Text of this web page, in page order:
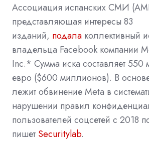
Ассоциация испанских СМИ
представляющая интересы 83
изданий, подала коллективный
владельца Facebook компании
Inc.* Сумма иска составляет
евро ($600 миллионов). В
лежит обвинение Meta в
нарушении правил
пользователей соцсетей с 2018
пишет Securitylab.